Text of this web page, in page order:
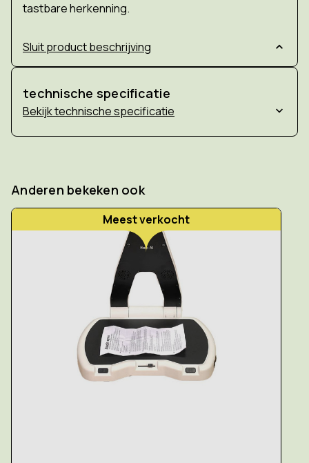
tastbare herkenning.
Sluit product beschrijving
technische specificatie
technische specificatie
Anderen bekeken ook
Meest verkocht